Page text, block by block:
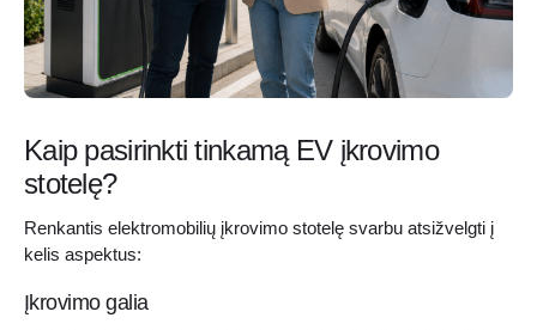
Kaip pasirinkti tinkamą EV įkrovimo
stotelę?
Renkantis elektromobilių įkrovimo stotelę svarbu atsižvelgti į
kelis aspektus:
Įkrovimo galia